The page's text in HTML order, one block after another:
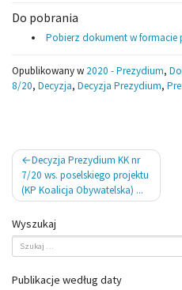
Do pobrania
Pobierz dokument w formacie
Opublikowany w 2020 - Prezydium,
8/20, Decyzja, Decyzja Prezydium,
Nawigacja
wpisu
Decyzja Prezydium KK nr
7/20 ws. poselskiego projektu
(KP Koalicja Obywatelska) ...
Wyszukaj
Publikacje według daty